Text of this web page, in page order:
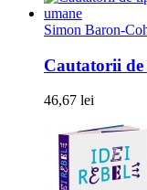
Simon Baron-
Cautatorii de
46,67 lei